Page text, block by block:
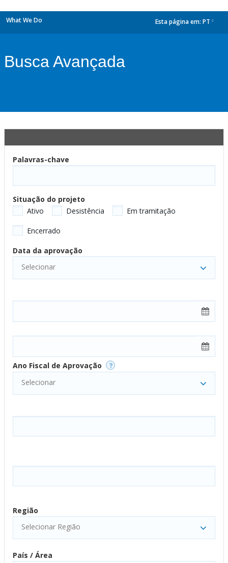
What We Do Esta página em: PT
Busca Avançada
Palavras-chave
Situação do projeto
Ativo
Desistência Em tramitação
Encerrado
Data da aprovação
Selecionar
Ano Fiscal de Aprovação
Selecionar
Região
Selecionar Região
País / Área